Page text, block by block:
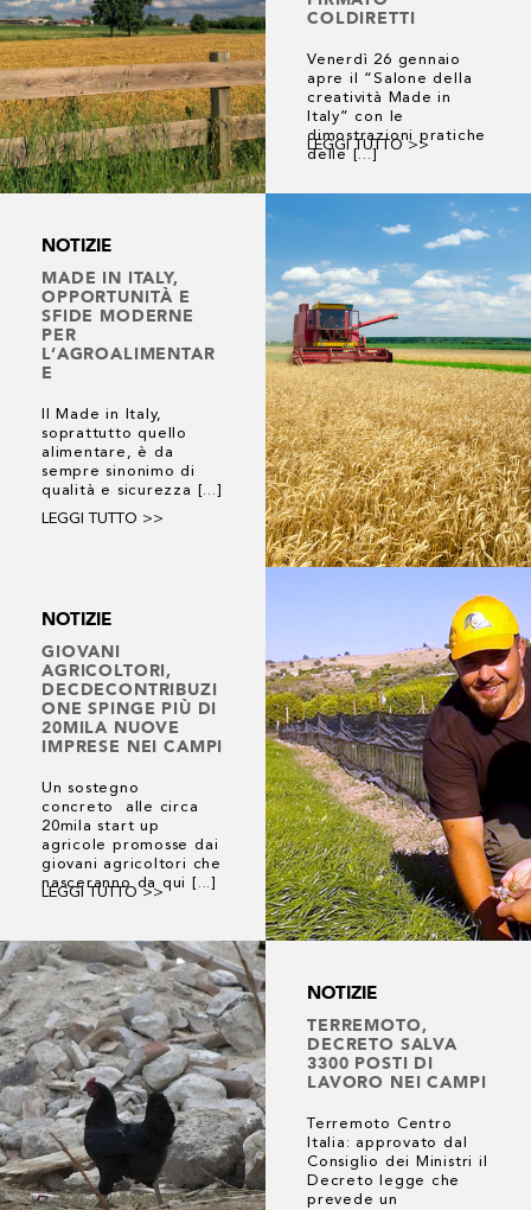
COLDIRETTI
Venerdì 26 gennaio
apre il “Salone della
creatività Made in
Italy” con le
dimostrazioni pratiche
delle [...]
LEGGI TUTTO >>
NOTIZIE
MADE IN ITALY,
OPPORTUNITÀ E
SFIDE MODERNE
PER
L’AGROALIMENTAR
E
Il Made in Italy,
soprattutto quello
alimentare, è da
sempre sinonimo di
qualità e sicurezza [...]
LEGGI TUTTO >>
NOTIZIE
GIOVANI
AGRICOLTORI,
DECDECONTRIBUZI
ONE SPINGE PIÙ DI
20MILA NUOVE
IMPRESE NEI CAMPI
Un sostegno
concreto alle circa
20mila start up
agricole promosse dai
giovani agricoltori che
nasceranno da qui [...]
LEGGI TUTTO >>
NOTIZIE
TERREMOTO,
DECRETO SALVA
3300 POSTI DI
LAVORO NEI CAMPI
Terremoto Centro
Italia: approvato dal
Consiglio dei Ministri il
Decreto legge che
prevede un